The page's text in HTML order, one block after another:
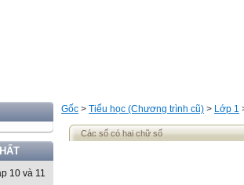
10 và 11
Gốc > Tiểu học (Chương trình cũ) > Lớp 1
Các số có hai chữ số